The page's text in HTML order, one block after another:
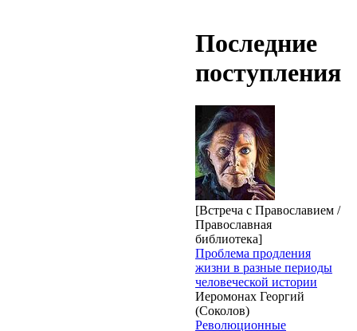
Последние
поступления
[Встреча с Православием /
Православная
библиотека]
Проблема продления
жизни в разные периоды
человеческой истории
Иеромонах Георгий
(Соколов)
Революционные